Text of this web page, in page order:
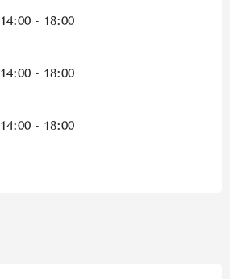
14:00 - 18:00
14:00 - 18:00
14:00 - 18:00